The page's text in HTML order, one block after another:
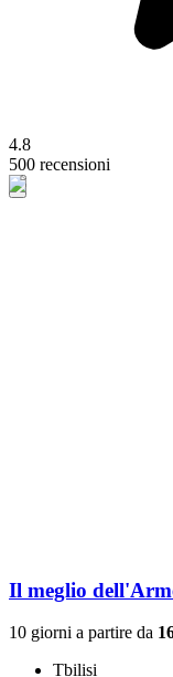
4.8
500 recensioni
Il meglio
10 giorni a partire da
Tbilisi